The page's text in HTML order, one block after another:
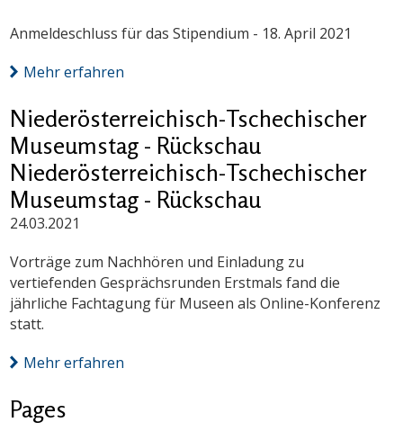
Anmeldeschluss für das Stipendium - 18. April 2021
Mehr erfahren
Niederösterreichisch-Tschechischer
Museumstag - Rückschau
Niederösterreichisch-Tschechischer
Museumstag - Rückschau
24.03.2021
Vorträge zum Nachhören und Einladung zu
vertiefenden Gesprächsrunden Erstmals fand die
jährliche Fachtagung für Museen als Online-Konferenz
statt.
Mehr erfahren
Pages